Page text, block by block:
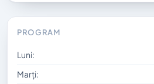
PROGRAM
Luni:
Marți: